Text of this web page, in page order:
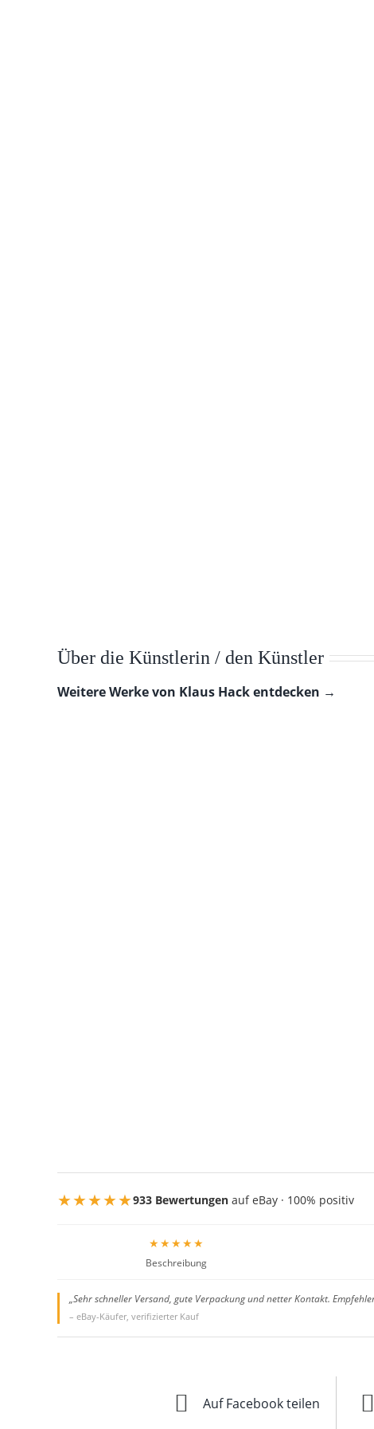
Über die Künstlerin / den Künstler
Weitere Werke von Klaus Hack entdecken →
★★★★★933 Bewertungenauf eBay · 100% positiv
★★★★★
Beschreibung
„Sehr schneller Versand, gute Verpackung und netter Kontakt.
– eBay-Käufer, verifizierter Kauf
Auf Facebook teilen